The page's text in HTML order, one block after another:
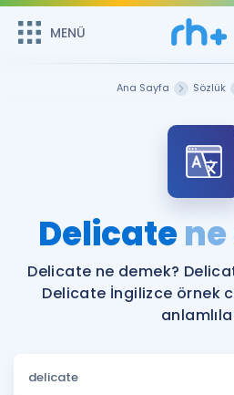
MENÜ
ÜYE
Sepetin Şu
Remzi Hoca ile seni sınava
bekliyor!
MENÜ
Faydalı Araçlar
Sözlük
Hakkımızda
Ana Sayfa Sözlük
Delicate
Delicate ne demek?
Delicate İngilizce örnek